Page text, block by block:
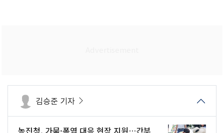
김승준 기자
농진청, 가뭄·폭염 대응 현장 지원…간부